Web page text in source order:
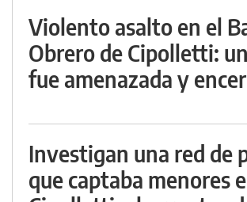
Violento asalto en el
Obrero de Cipolletti:
fue amenazada y
Investigan una red de
que captaba menores